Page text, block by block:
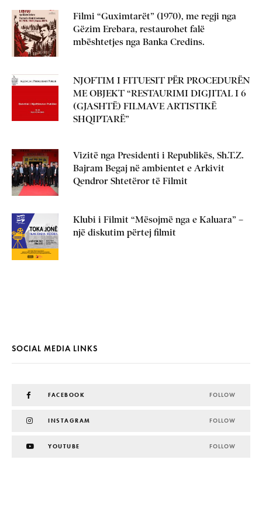
Filmi “Guximtarët” (1970), me regji nga
Gëzim Erebara, restaurohet falë
mbështetjes nga Banka Credins.
NJOFTIM I FITUESIT PËR PROCEDURËN
ME OBJEKT “RESTAURIMI DIGJITAL I 6
(GJASHTË) FILMAVE ARTISTIKË
SHQIPTARË”
Vizitë nga Presidenti i Republikës, Sh.T.Z.
Bajram Begaj në ambientet e Arkivit
Qendror Shtetëror të Filmit
Klubi i Filmit “Mësojmë nga e Kaluara” –
një diskutim përtej filmit
SOCIAL MEDIA LINKS
FACEBOOK FOLLOW
INSTAGRAM FOLLOW
YOUTUBE FOLLOW